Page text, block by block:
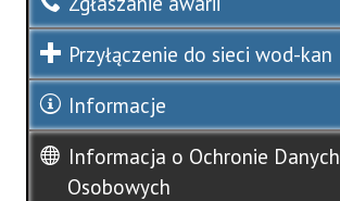
Przyłączenie do sieci wod-kan
Informacje
Informacja o Ochronie Danych
Osobowych